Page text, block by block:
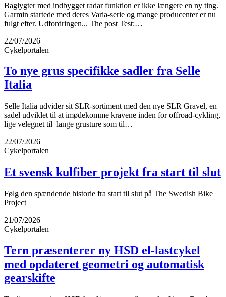
Baglygter med indbygget radar funktion er ikke længere en ny ting.
Garmin startede med deres Varia-serie og mange producenter er nu
fulgt efter. Udfordringen... The post Test:…
22/07/2026
Cykelportalen
To nye grus specifikke sadler fra Selle
Italia
Selle Italia udvider sit SLR-sortiment med den nye SLR Gravel, en
sadel udviklet til at imødekomme kravene inden for offroad-cykling,
lige velegnet til lange grusture som til…
22/07/2026
Cykelportalen
Et svensk kulfiber projekt fra start til slut
Følg den spændende historie fra start til slut på The Swedish Bike
Project
21/07/2026
Cykelportalen
Tern præsenterer ny HSD el-lastcykel
med opdateret geometri og automatisk
gearskifte